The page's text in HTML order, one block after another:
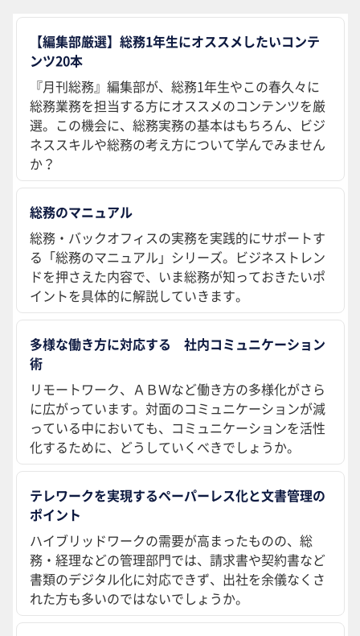
【編集部厳選】総務1年生にオススメしたいコンテ
ンツ20本
『月刊総務』編集部が、総務1年生やこの春久々に
総務業務を担当する方にオススメのコンテンツを厳
選。この機会に、総務実務の基本はもちろん、ビジ
ネススキルや総務の考え方について学んでみません
か？
総務のマニュアル
総務・バックオフィスの実務を実践的にサポートす
る「総務のマニュアル」シリーズ。ビジネストレン
ドを押さえた内容で、いま総務が知っておきたいポ
イントを具体的に解説していきます。
多様な働き方に対応する 社内コミュニケーション
術
リモートワーク、ＡＢＷなど働き方の多様化がさら
に広がっています。対面のコミュニケーションが減
っている中においても、コミュニケーションを活性
化するために、どうしていくべきでしょうか。
テレワークを実現するペーパーレス化と文書管理の
ポイント
ハイブリッドワークの需要が高まったものの、総
務・経理などの管理部門では、請求書や契約書など
書類のデジタル化に対応できず、出社を余儀なくさ
れた方も多いのではないでしょうか。